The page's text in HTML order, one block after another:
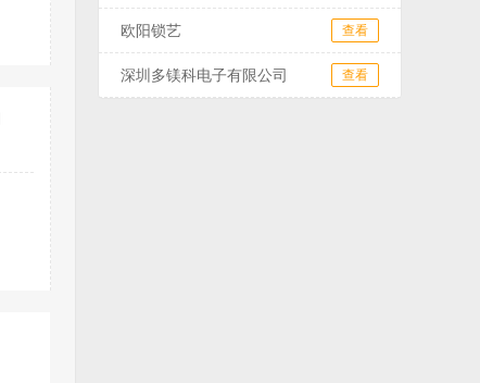
欧阳锁艺 查看
深圳多镁科电子有限公司 查看